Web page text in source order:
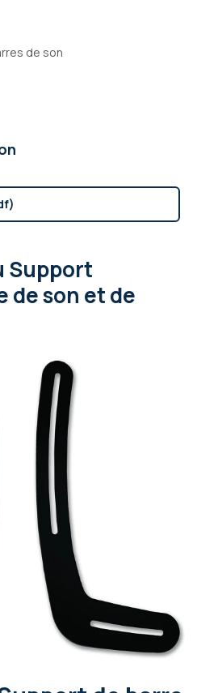
de son
Support
de son et de